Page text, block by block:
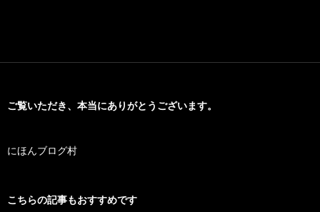
ご覧いただき、本当にありがとうございます。
にほんブログ村
こちらの記事もおすすめです